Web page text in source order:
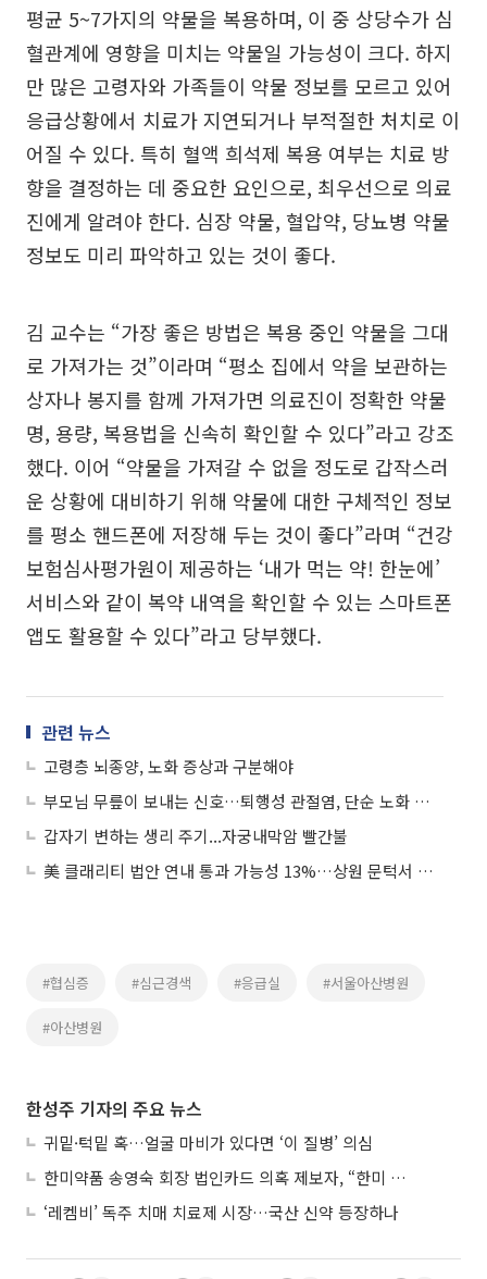
평균 5~7가지의 약물을 복용하며, 이 중 상당수가 심
혈관계에 영향을 미치는 약물일 가능성이 크다. 하지
만 많은 고령자와 가족들이 약물 정보를 모르고 있어
응급상황에서 치료가 지연되거나 부적절한 처치로 이
어질 수 있다. 특히 혈액 희석제 복용 여부는 치료 방
향을 결정하는 데 중요한 요인으로, 최우선으로 의료
진에게 알려야 한다. 심장 약물, 혈압약, 당뇨병 약물
정보도 미리 파악하고 있는 것이 좋다.
김 교수는 “가장 좋은 방법은 복용 중인 약물을 그대
로 가져가는 것”이라며 “평소 집에서 약을 보관하는
상자나 봉지를 함께 가져가면 의료진이 정확한 약물
명, 용량, 복용법을 신속히 확인할 수 있다”라고 강조
했다. 이어 “약물을 가져갈 수 없을 정도로 갑작스러
운 상황에 대비하기 위해 약물에 대한 구체적인 정보
를 평소 핸드폰에 저장해 두는 것이 좋다”라며 “건강
보험심사평가원이 제공하는 ‘내가 먹는 약! 한눈에’
서비스와 같이 복약 내역을 확인할 수 있는 스마트폰
앱도 활용할 수 있다”라고 당부했다.
관련 뉴스
고령층 뇌종양, 노화 증상과 구분해야
부모님 무릎이 보내는 신호…퇴행성 관절염, 단순 노화 아니다
갑자기 변하는 생리 주기...자궁내막암 빨간불
美 클래리티 법안 연내 통과 가능성 13%…상원 문턱서 제동
#협심증 #심근경색 #응급실 #서울아산병원
#아산병원
한성주 기자의 주요 뉴스
귀밑·턱밑 혹…얼굴 마비가 있다면 ‘이 질병’ 의심
한미약품 송영숙 회장 법인카드 의혹 제보자, “한미 잘 되기 바라는 마음”
‘레켐비’ 독주 치매 치료제 시장…국산 신약 등장하나